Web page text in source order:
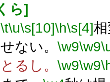
ら]
\t\u\s[10]\h\s[4]
せない。 \w9\w9
とるし。 \w9\w9